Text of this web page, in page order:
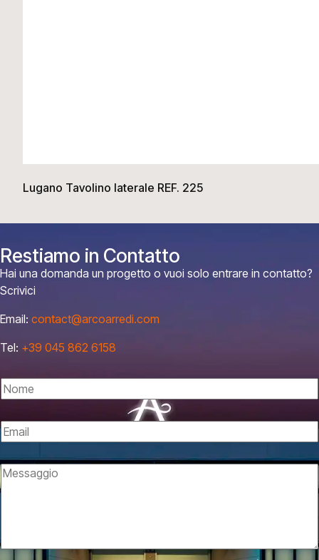
Lugano Tavolino laterale REF. 225
Restiamo in Contatto
Hai una domanda un progetto o vuoi solo entrare in contatto?
Scrivici
Email: contact@arcoarredi.com
Tel: +39 045 862 6158
N
o
m
e
E
m
a
i
l
G
D
P
E
M
e
a